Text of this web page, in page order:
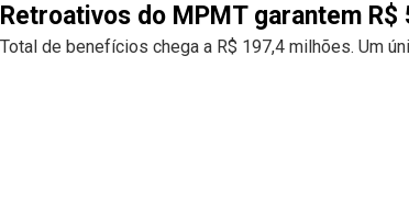
Retroativos do MPMT garantem
Total de benefícios chega a R$ 197,4 milhões. Um